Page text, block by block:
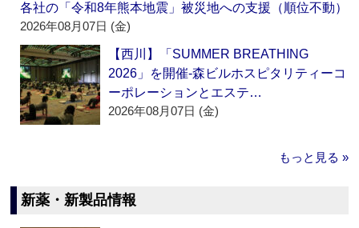
各社の「令和8年熊本地震」被災地への支援（順位不動）
2026年08月07日 (金)
【西川】「SUMMER BREATHING
2026」を開催‐森ビルホスピタリティーコ
ーポレーションとエステ…
2026年08月07日 (金)
もっと見る »
新薬・新製品情報